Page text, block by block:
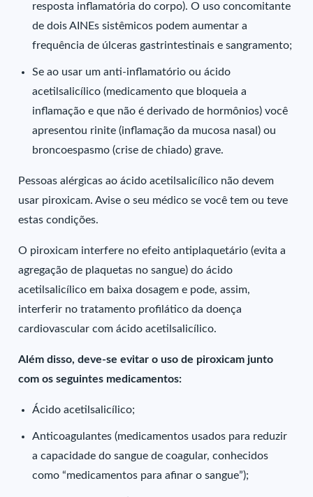
resposta inflamatória do corpo). O uso concomitante
de dois AINEs sistêmicos podem aumentar a
frequência de úlceras gastrintestinais e sangramento;
Se ao usar um anti-inflamatório ou ácido
acetilsalicílico (medicamento que bloqueia a
inflamação e que não é derivado de hormônios) você
apresentou rinite (inflamação da mucosa nasal) ou
broncoespasmo (crise de chiado) grave.
Pessoas alérgicas ao ácido acetilsalicílico não devem
usar piroxicam. Avise o seu médico se você tem ou teve
estas condições.
O piroxicam interfere no efeito antiplaquetário (evita a
agregação de plaquetas no sangue) do ácido
acetilsalicílico em baixa dosagem e pode, assim,
interferir no tratamento profilático da doença
cardiovascular com ácido acetilsalicílico.
Além disso, deve-se evitar o uso de piroxicam junto
com os seguintes medicamentos:
Ácido acetilsalicílico;
Anticoagulantes (medicamentos usados para reduzir
a capacidade do sangue de coagular, conhecidos
como “medicamentos para afinar o sangue”);